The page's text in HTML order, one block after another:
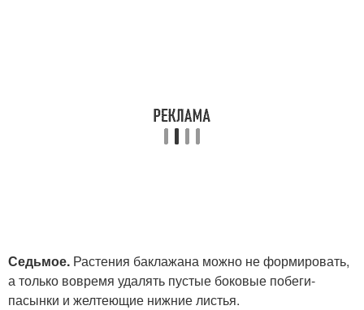
Седьмое. Растения баклажана можно не формировать,
а только вовремя удалять пустые боковые побеги-
пасынки и желтеющие нижние листья.